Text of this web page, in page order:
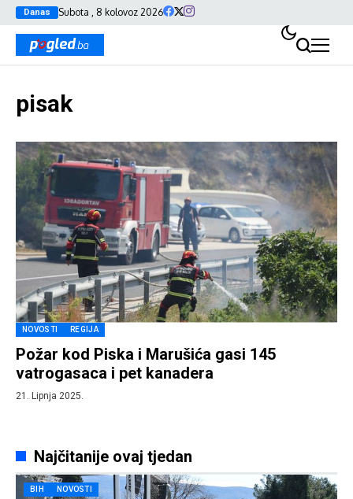
Danas Subota , 8 kolovoz 2026
pisak
NOVOSTI REGIJA
Požar kod Piska i Marušića gasi 145
vatrogasaca i pet kanadera
21. Lipnja 2025.
Najčitanije ovaj tjedan
BIH NOVOSTI